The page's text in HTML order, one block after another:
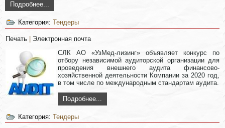
Подробнее...
Категория:Тендеры
Печать
Электронная почта
СЛК АО «УзМед-лизинг» объявляет конкурс по
отбору независимой аудиторской организации для
проведения внешнего аудита финансово-
хозяйственной деятельности Компании за 2020 год,
в том числе по международным стандартам аудита.
Подробнее...
Категория:Тендеры